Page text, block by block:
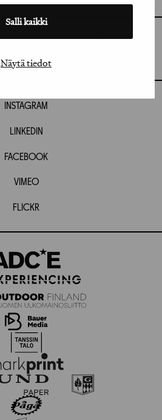
Salli kaikki
Näytä tiedot
INSTAGRAM
LINKEDIN
FACEBOOK
VIMEO
FLICKR